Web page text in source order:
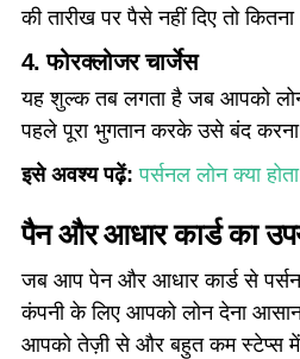
की तारीख पर पैसे नहीं दिए तो
4. फोरक्लोजर चार्जेस
यह शुल्क तब लगता है जब आपको
पहले पूरा भुगतान करके उसे बंद करना
इसे अवश्य पढ़ें:पर्सनल लोन क्या
पैन और आधार कार्ड का
जब आप पेन और आधार कार्ड से
कंपनी के लिए आपको लोन देना
आपको तेज़ी से और बहुत कम स्टेप्स में